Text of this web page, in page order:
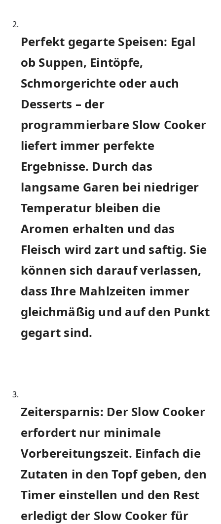
Perfekt gegarte Speisen: Egal
ob Suppen, Eintöpfe,
Schmorgerichte oder auch
Desserts – ‍der
programmierbare Slow Cooker
liefert​ immer perfekte
Ergebnisse. Durch das
langsame Garen bei niedriger
Temperatur bleiben die
⁢Aromen erhalten⁢ und das
Fleisch wird⁢ zart ​und⁣ saftig. Sie‍
können sich darauf verlassen,
dass Ihre Mahlzeiten immer
gleichmäßig und auf den Punkt
gegart‌ sind.
Zeitersparnis: Der Slow Cooker⁤
erfordert nur minimale
Vorbereitungszeit. Einfach die
Zutaten in⁢ den Topf geben, den
⁢Timer einstellen und‍ den ⁢Rest
erledigt⁤ der Slow ​Cooker für